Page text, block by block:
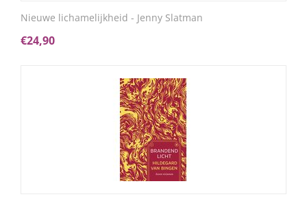
Nieuwe lichamelijkheid - Jenny Slatman
€24,90